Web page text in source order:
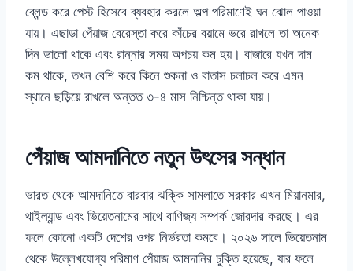
ব্লেন্ড করে পেস্ট হিসেবে ব্যবহার করলে অল্প পরিমাণেই ঘন ঝোল পাওয়া
যায়। এছাড়া পেঁয়াজ বেরেস্তা করে কাঁচের বয়ামে ভরে রাখলে তা অনেক
দিন ভালো থাকে এবং রান্নার সময় অপচয় কম হয়। বাজারে যখন দাম
কম থাকে, তখন বেশি করে কিনে শুকনা ও বাতাস চলাচল করে এমন
স্থানে ছড়িয়ে রাখলে অন্তত ৩-৪ মাস নিশ্চিন্ত থাকা যায়।
পেঁয়াজ আমদানিতে নতুন উৎসের সন্ধান
ভারত থেকে আমদানিতে বারবার ঝক্কি সামলাতে সরকার এখন মিয়ানমার,
থাইল্যান্ড এবং ভিয়েতনামের সাথে বাণিজ্য সম্পর্ক জোরদার করছে। এর
ফলে কোনো একটি দেশের ওপর নির্ভরতা কমবে। ২০২৬ সালে ভিয়েতনাম
থেকে উল্লেখযোগ্য পরিমাণ পেঁয়াজ আমদানির চুক্তি হয়েছে, যার ফলে